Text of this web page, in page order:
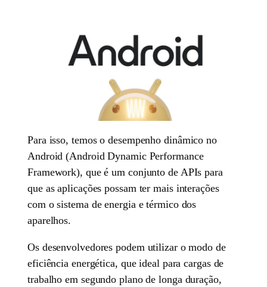
Para isso, temos o desempenho dinâmico no
Android (Android Dynamic Performance
Framework), que é um conjunto de APIs para
que as aplicações possam ter mais interações
com o sistema de energia e térmico dos
aparelhos.
Os desenvolvedores podem utilizar o modo de
eficiência energética, que ideal para cargas de
trabalho em segundo plano de longa duração,